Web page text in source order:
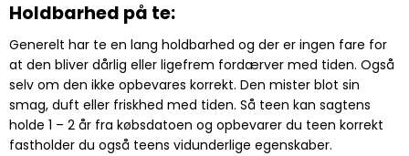
Holdbarhed på te:
Generelt har te en lang holdbarhed og der er ingen fare for
at den bliver dårlig eller ligefrem fordærver med tiden. Også
selv om den ikke opbevares korrekt. Den mister blot sin
smag, duft eller friskhed med tiden. Så teen kan sagtens
holde 1 – 2 år fra købsdatoen og opbevarer du teen korrekt
fastholder du også teens vidunderlige egenskaber.